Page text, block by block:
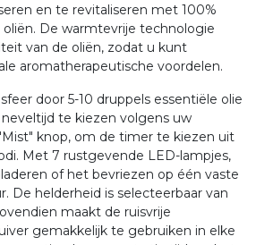
en te revitaliseren met 100%
De warmtevrije technologie
van de oliën, zodat u kunt
aromatherapeutische voordelen.
door 5-10 druppels essentiële olie
te kiezen volgens uw
knop, om de timer te kiezen uit
Met 7 rustgevende LED-lampjes,
of het bevriezen op één vaste
De helderheid is selecteerbaar van
maakt de ruisvrije
gemakkelijk te gebruiken in elke